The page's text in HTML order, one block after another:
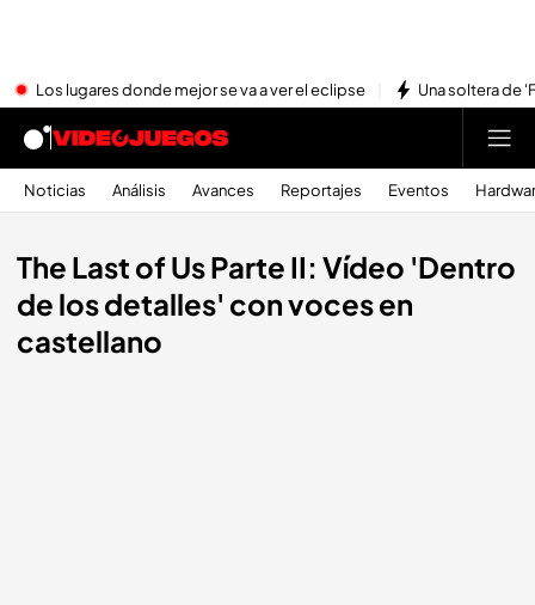
Los lugares donde mejor se va a ver el eclipse Una soltera de
Noticias Análisis Avances Reportajes Eventos
The Last of Us Parte II: Vídeo 'Dentro
de los detalles' con voces en
castellano